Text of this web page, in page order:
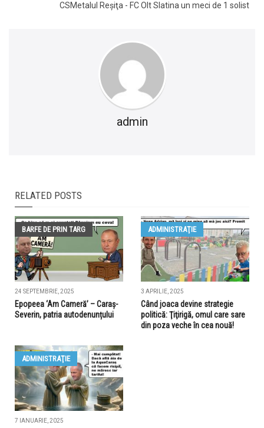
CSMetalul Reşiţa - FC Olt Slatina un meci de 1 solist
admin
RELATED POSTS
BARFE DE PRIN TARG
24 SEPTEMBRIE, 2025
Epopeea ‘Am Cameră’ – Caraș-
Severin, patria autodenunțului
ADMINISTRAŢIE
3 APRILIE, 2025
Când joaca devine strategie
politică: Ţiţirigă, omul care sare
din poza veche în cea nouă!
ADMINISTRAŢIE
7 IANUARIE, 2025